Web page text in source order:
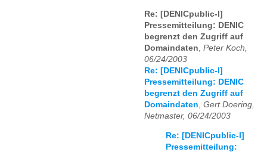
Re: [DENICpublic-l]
Pressemitteilung: DENIC
begrenzt den Zugriff auf
Domaindaten, Peter Koch,
06/24/2003
Re: [DENICpublic-l]
Pressemitteilung: DENIC
begrenzt den Zugriff auf
Domaindaten, Gert Doering,
Netmaster, 06/24/2003
Re: [DENICpublic-l]
Pressemitteilung: